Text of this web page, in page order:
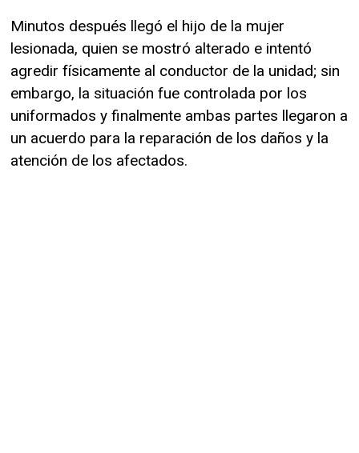
Minutos después llegó el hijo de la mujer
lesionada, quien se mostró alterado e intentó
agredir físicamente al conductor de la unidad; sin
embargo, la situación fue controlada por los
uniformados y finalmente ambas partes llegaron a
un acuerdo para la reparación de los daños y la
atención de los afectados.